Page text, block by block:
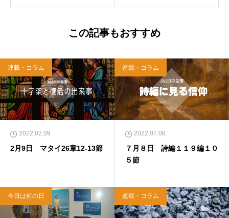
この記事もおすすめ
連載・コラム
2022.02.09
2月9日 マタイ26章12-13節
連載・コラム
2022.07.08
７月８日 詩編１１９編１０
５節
今日は何の日 連載・コラム